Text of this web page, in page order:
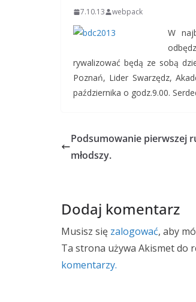
7.10.13 webpack
W
rywalizować będą ze sobą
Poznań, Lider Swarzędz,
października o godz.9.00.
Podsumowanie pierwszej
młodszy.
Dodaj komentarz
Musisz się zalogować, aby
Ta strona używa Akismet do
komentarzy.